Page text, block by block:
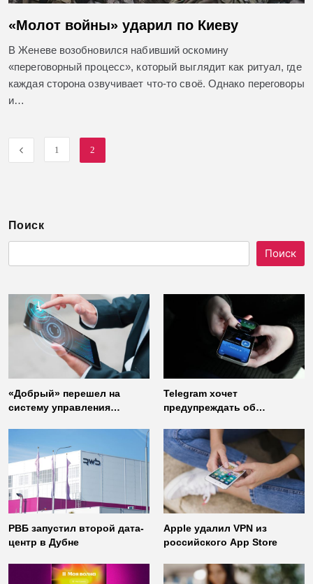
«Молот войны» ударил по Киеву
В Женеве возобновился набивший оскомину
«переговорный процесс», который выглядит как ритуал, где
каждая сторона озвучивает что-то своё. Однако переговоры
и…
1 2
Поиск
Поиск
«Добрый» перешел на
систему управления
Telegram хочет
предупреждать об
неофициальных клиентов
мессенджера
РВБ запустил второй дата-
центр в Дубне
Apple удалил VPN из
российского App Store